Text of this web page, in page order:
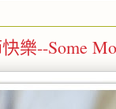
樂--Some